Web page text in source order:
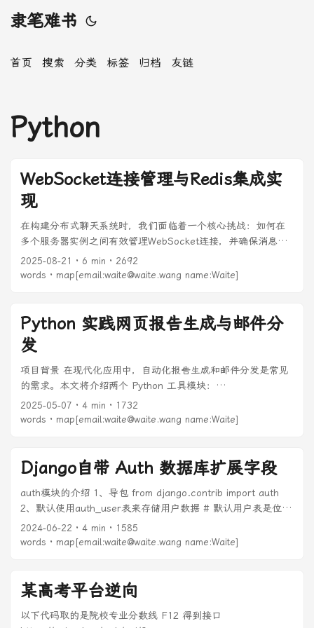
隶笔难书
首页 搜索 分类 标签 归档 友链
Python
WebSocket连接管理与Redis集成实
现
在构建分布式聊天系统时，我们面临着一个核心挑战：如何在
多个服务器实例之间有效管理WebSocket连接，并确保消息能
够准确传递到正确的机器人客户端。本文详细介绍了解决方
案，包括Redis集成、跨实例消息转发、心跳机制等关键技术实
2025-08-21
· 6 min · 2692
words · map[email:waite@waite.wang name:Waite]
Python 实践网页报告生成与邮件分
发
项目背景 在现代化应用中，自动化报告生成和邮件分发是常见
的需求。本文将介绍两个 Python 工具模块：
long_screenshot.py 和 send_email.py，它们分别负责网页长
截图和邮件发送功能，可以协同工作，实现从网页截图到邮件
2025-05-07 · 4 min · 1732
words · map[email:waite@waite.wang name:Waite]
Django自带 Auth 数据库扩展字段
auth模块的介绍 1、导包 from django.contrib import auth
2、默认使用auth_user表来存储用户数据 # 默认用户表是位置
from django.contrib.auth.models import User mysql> show
tables; +----------------------------+ | Tables_in_django_rest01
| | auth_user_groups | | auth_user_user_permissions | |
django_admin_log | | django_content_type | |
django_migrations | | django_session | +------------------------
2024-06-22 · 4 min · 1585
words · map[email:waite@waite.wang name:Waite]
某高考平台逆向
以下代码取的是院校专业分数线 F12 得到接口